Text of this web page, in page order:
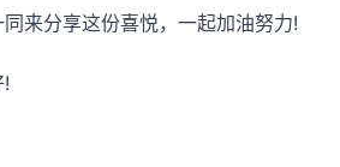
分享这份喜悦，一起加油努力!